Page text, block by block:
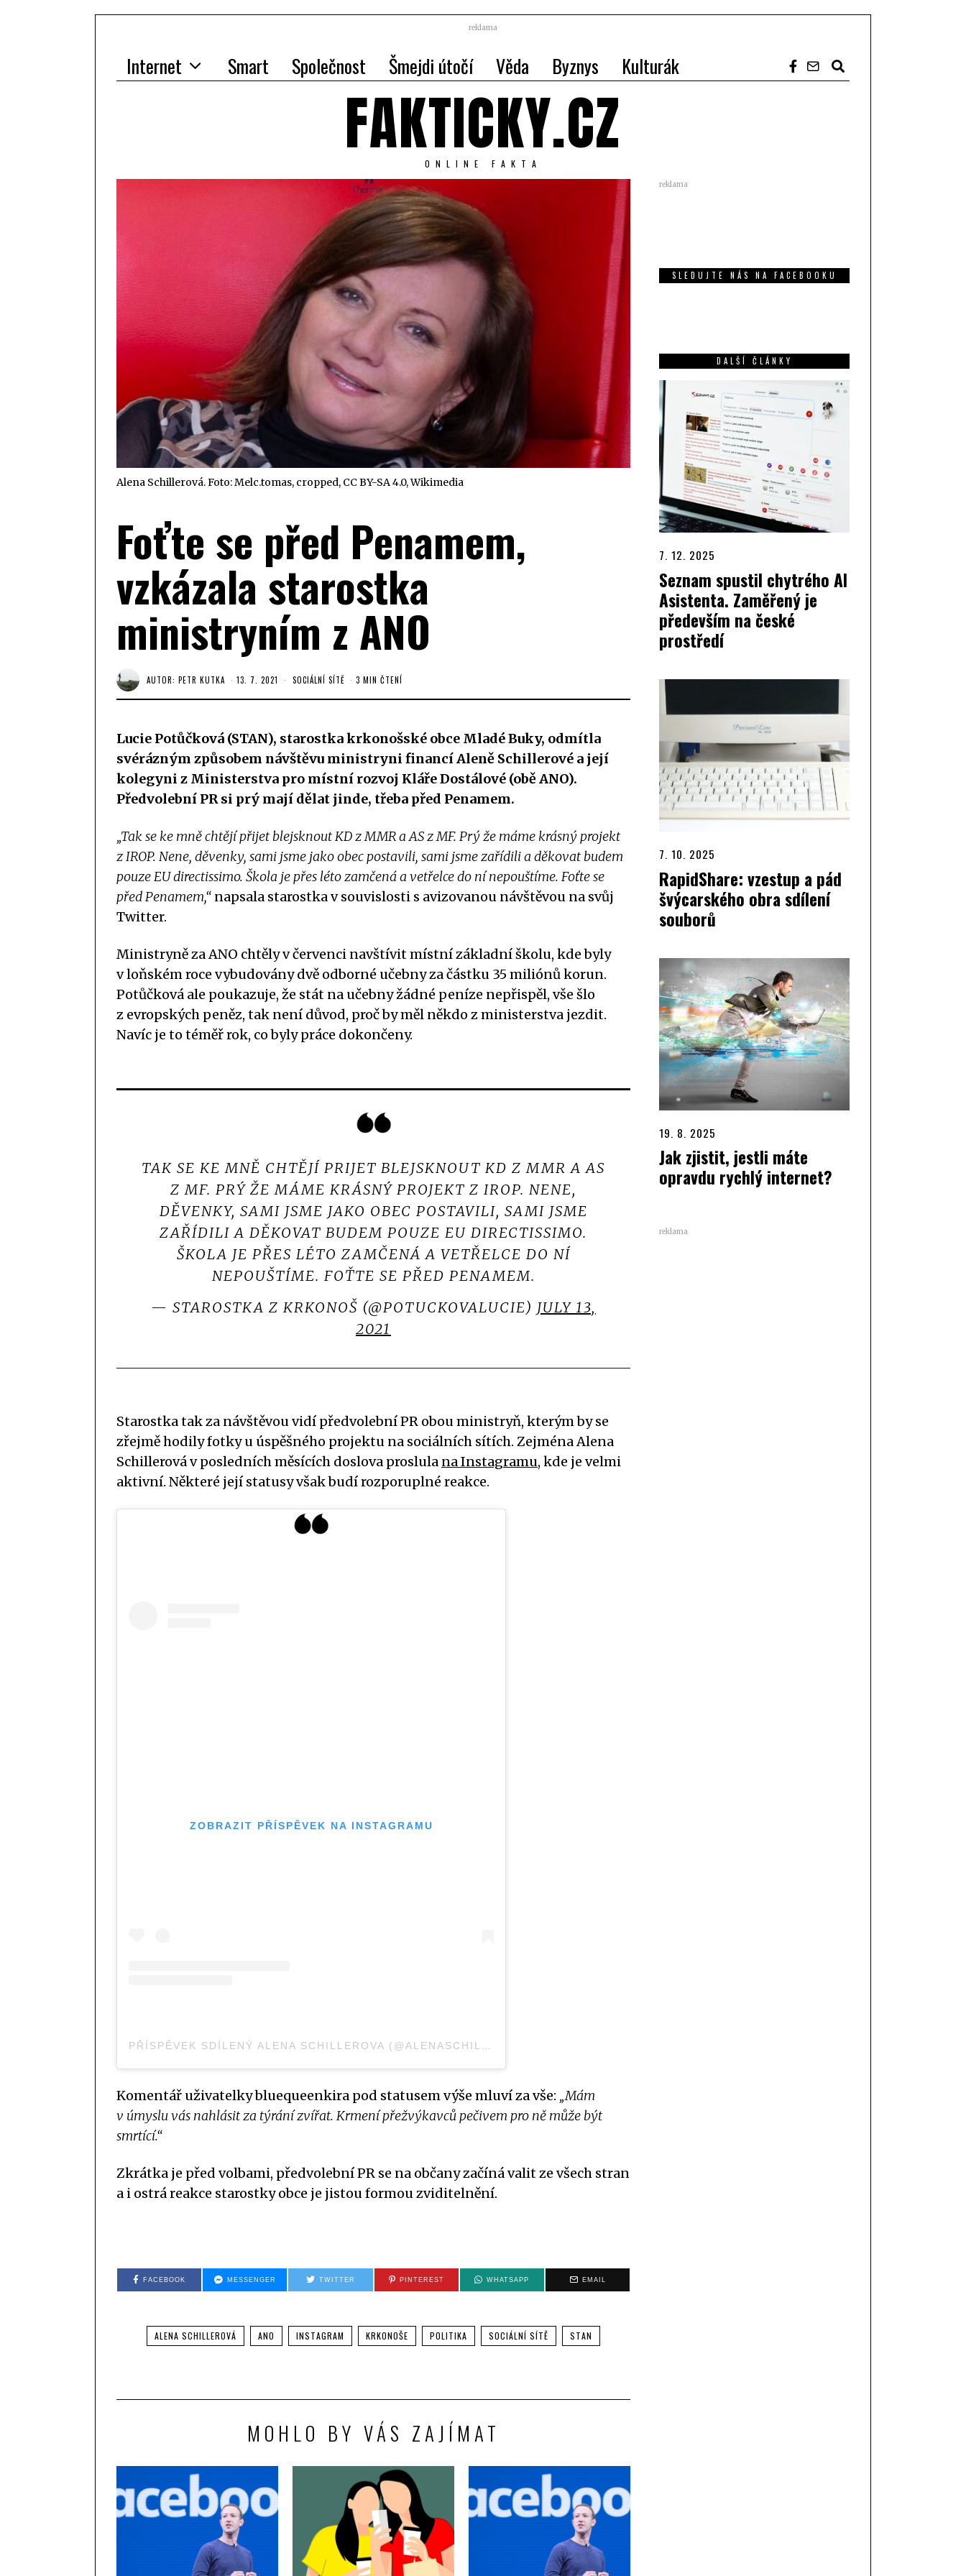
reklama
Internet Smart Společnost Šmejdi útočí Věda Byznys Kulturák
FAKTICKY.CZ
ONLINE FAKTA
Alena Schillerová. Foto:Melc.tomas, cropped, CC BY-SA 4.0, Wikimedia
Foťte se před Penamem,
vzkázala starostka
ministryním z ANO
AUTOR: PETR KUTKA 13. 7. 2021 SOCIÁLNÍ SÍTĚ 3 MIN ČTENÍ
Lucie Potůčková (STAN), starostka krkonošské obce Mladé Buky, odmítla
svérázným způsobem návštěvu ministryni financí Aleně Schillerové a její
kolegyni z Ministerstva pro místní rozvoj Kláře Dostálové (obě ANO).
Předvolební PR si prý mají dělat jinde, třeba před Penamem.
„Tak se ke mně chtějí přijet blejsknout KD z MMR a AS z MF. Prý že máme krásný projekt
z IROP. Nene, děvenky, sami jsme jako obec postavili, sami jsme zařídili a děkovat budem
pouze EU directissimo. Škola je přes léto zamčená a vetřelce do ní nepouštíme. Foťte se
před Penamem,“ napsala starostka v souvislosti s avizovanou návštěvou na svůj
Twitter.
Ministryně za ANO chtěly v červenci navštívit místní základní školu, kde byly
v loňském roce vybudovány dvě odborné učebny za částku 35 miliónů korun.
Potůčková ale poukazuje, že stát na učebny žádné peníze nepřispěl, vše šlo
z evropských peněz, tak není důvod, proč by měl někdo z ministerstva jezdit.
Navíc je to téměř rok, co byly práce dokončeny.
TAK SE KE MNĚ CHTĚJÍ PRIJET BLEJSKNOUT KD Z MMR A AS
Z MF. PRÝ ŽE MÁME KRÁSNÝ PROJEKT Z IROP. NENE,
DĚVENKY, SAMI JSME JAKO OBEC POSTAVILI, SAMI JSME
ZAŘÍDILI A DĚKOVAT BUDEM POUZE EU DIRECTISSIMO.
ŠKOLA JE PŘES LÉTO ZAMČENÁ A VETŘELCE DO NÍ
NEPOUŠTÍME. FOŤTE SE PŘED PENAMEM.
— STAROSTKA Z KRKONOŠ (@POTUCKOVALUCIE) JULY 13,
2021
Starostka tak za návštěvou vidí předvolební PR obou ministryň, kterým by se
zřejmě hodily fotky u úspěšného projektu na sociálních sítích. Zejména Alena
Schillerová v posledních měsících doslova proslula na Instagramu, kde je velmi
aktivní. Některé její statusy však budí rozporuplné reakce.
ZOBRAZIT PŘÍSPĚVEK NA INSTAGRAMU
PŘÍSPĚVEK SDÍLENÝ ALENA SCHILLEROVA (@ALENASCHILLEROVA)
Komentář uživatelky bluequeenkira pod statusem výše mluví za vše: „Mám
v úmyslu vás nahlásit za týrání zvířat. Krmení přežvýkavců pečivem pro ně může být
smrtící.“
Zkrátka je před volbami, předvolební PR se na občany začíná valit ze všech stran
a i ostrá reakce starostky obce je jistou formou zviditelnění.
FACEBOOK MESSENGER TWITTER PINTEREST WHATSAPP EMAIL
ALENA SCHILLEROVÁ ANO INSTAGRAM KRKONOŠE POLITIKA SOCIÁLNÍ SÍTĚ STAN
MOHLO BY VÁS ZAJÍMAT
reklama
SLEDUJTE NÁS NA FACEBOOKU
DALŠÍ ČLÁNKY
7. 12. 2025
Seznam spustil chytrého AI
Asistenta. Zaměřený je
především na české
prostředí
7. 10. 2025
RapidShare: vzestup a pád
švýcarského obra sdílení
souborů
19. 8. 2025
Jak zjistit, jestli máte
opravdu rychlý internet?
reklama